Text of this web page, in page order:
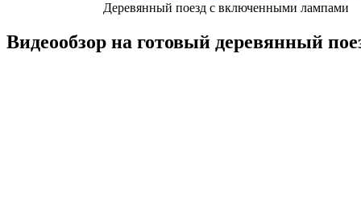
Деревянный поезд с включенными лампами
Видеообзор на готовый деревянный